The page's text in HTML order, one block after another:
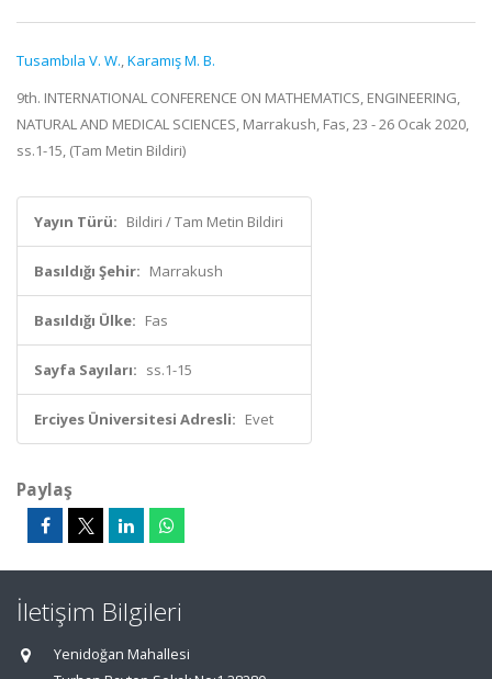
Tusambıla V. W.,Karamış M. B.
9th. INTERNATIONAL CONFERENCE ON MATHEMATICS, ENGINEERING,
NATURAL AND MEDICAL SCIENCES, Marrakush, Fas, 23 - 26 Ocak 2020,
ss.1-15, (Tam Metin Bildiri)
Yayın Türü: Bildiri / Tam Metin Bildiri
Basıldığı Şehir: Marrakush
Basıldığı Ülke: Fas
Sayfa Sayıları: ss.1-15
Erciyes Üniversitesi Adresli: Evet
Paylaş
İletişim Bilgileri
Yenidoğan Mahallesi